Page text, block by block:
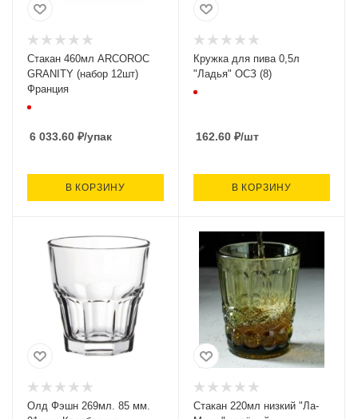
Стакан 460мл ARCOROC
GRANITY (набор 12шт)
Франция
6 033.60 ₽/упак
В КОРЗИНУ
Кружка для пива 0,5л
"Ладья" ОСЗ (8)
162.60 ₽/шт
В КОРЗИНУ
Олд Фэшн 269мл. 85 мм.
Стакан 220мл низкий "Ла-